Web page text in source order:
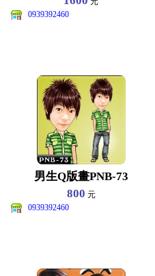
0939392460
男生Q版畫PNB-73
800 元
0939392460